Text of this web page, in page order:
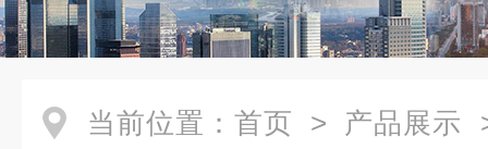
当前位置： 首页 > 产品展示